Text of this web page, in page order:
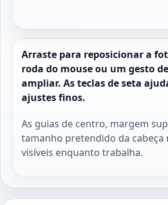
Arraste para reposicionar a
roda do mouse ou um gesto
ampliar. As teclas de seta
ajustes finos.
As guias de centro, margem
tamanho pretendido da cabeça
visíveis enquanto trabalha.